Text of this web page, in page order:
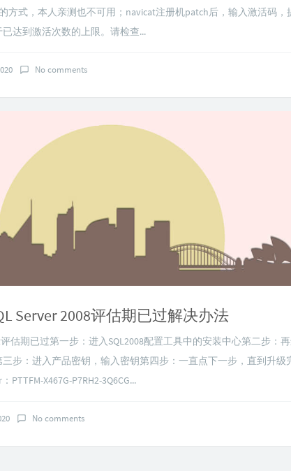
方式，本人亲测也不可用；navicat注册机patch后，输入激活码，
达到激活次数的上限。请检查...
No comments
Server 2008评估期已过解决办法
评估期已过第一步：进入SQL2008配置工具中的安装中心第二步：
步：进入产品密钥，输入密钥第四步：一直点下一步，直到升级
PTTFM-X467G-P7RH2-3Q6CG...
No comments